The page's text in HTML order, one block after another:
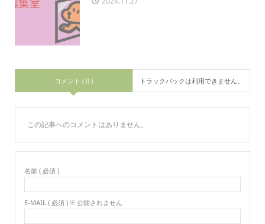
コメント ( 0 ) トラックバックは利用できません。
この記事へのコメントはありません。
名前 ( 必須 )
E-MAIL ( 必須 ) ※ 公開されません